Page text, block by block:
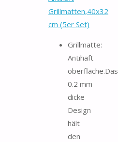
Grillmatten,40x32
cm (5er Set)
Grillmatte:
Antihaft
oberfläche.Das
0.2 mm
dicke
Design
hält
den